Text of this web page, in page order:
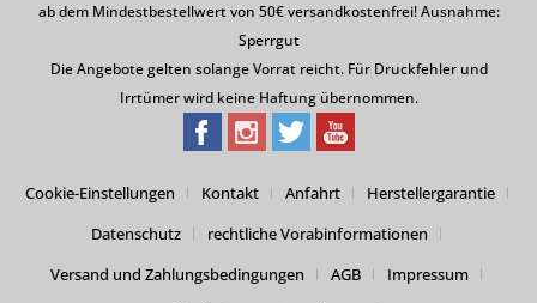
ab dem Mindestbestellwert von 50€ versandkostenfrei! Ausnahme:
Sperrgut
Die Angebote gelten solange Vorrat reicht. Für Druckfehler und
Irrtümer wird keine Haftung übernommen.
Cookie-Einstellungen Kontakt Anfahrt
Herstellergarantie
Datenschutz
rechtliche Vorabinformationen
Versand und Zahlungsbedingungen
AGB
Impressum